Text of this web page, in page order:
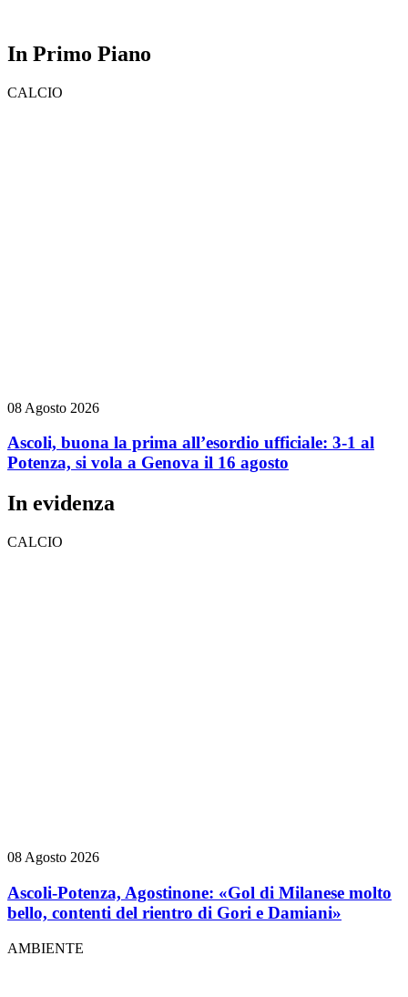
In Primo Piano
CALCIO
08 Agosto 2026
Ascoli, buona la prima all’esordio ufficiale: 3-1 al
Potenza, si vola a Genova il 16 agosto
In evidenza
CALCIO
08 Agosto 2026
Ascoli-Potenza, Agostinone: «Gol di Milanese molto
bello, contenti del rientro di Gori e Damiani»
AMBIENTE